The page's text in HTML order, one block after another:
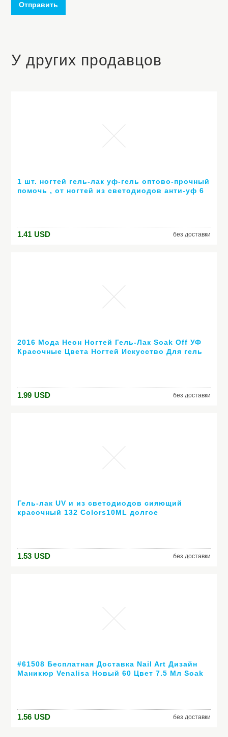
Отправить
У других продавцов
1 шт. ногтей гель-лак уф-гель оптово-прочный
помочь , от ногтей из светодиодов анти-уф 6
1.41 USD без доставки
2016 Мода Неон Ногтей Гель-Лак Soak Off УФ
Красочные Цвета Ногтей Искусство Для гель
1.99 USD без доставки
Гель-лак UV и из светодиодов сияющий
красочный 132 Colors10ML долгое
1.53 USD без доставки
#61508 Бесплатная Доставка Nail Art Дизайн
Маникюр Venalisa Новый 60 Цвет 7.5 Мл Soak
1.56 USD без доставки